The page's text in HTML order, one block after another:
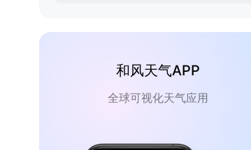
和风天气APP
全球可视化天气应用